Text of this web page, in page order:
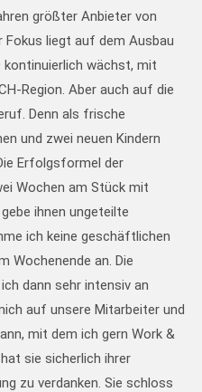
größter Anbieter von
Fokus liegt auf dem Ausbau
kontinuierlich wächst, mit
Region. Aber auch auf die
Denn als frische
und zwei neuen Kindern
Erfolgsformel der
Wochen am Stück mit
ihnen ungeteilte
ich keine geschäftlichen
Wochenende an. Die
dann sehr intensiv an
auf unsere Mitarbeiter und
mit dem ich gern Work &
sie sicherlich ihrer
zu verdanken. Sie schloss